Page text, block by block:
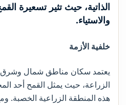
الذاتية، حيث تثير تسعيرة
والاستياء.
خلفية الأزمة
يعتمد سكان مناطق شمال وشرق
الزراعة، حيث يمثل القمح أحد
هذه المنطقة الزراعية الخصبة.